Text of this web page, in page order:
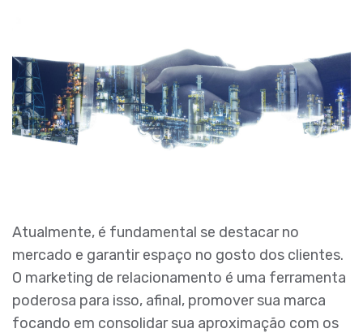
Atualmente, é fundamental se destacar no
mercado e garantir espaço no gosto dos clientes.
O marketing de relacionamento é uma ferramenta
poderosa para isso, afinal, promover sua marca
focando em consolidar sua aproximação com os